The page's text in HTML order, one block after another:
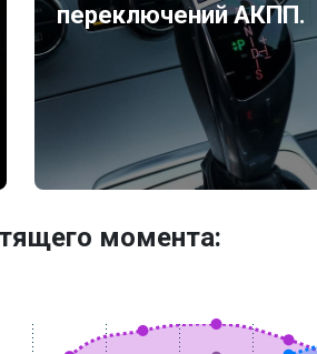
переключений АКПП.
момента: